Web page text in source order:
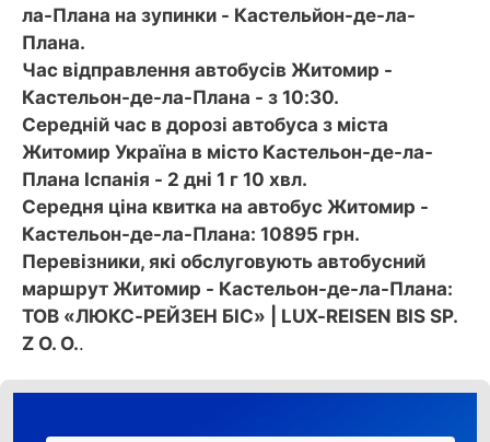
ла-Плана на зупинки - Кастельйон-де-ла-
Плана.
Час відправлення автобусів Житомир -
Кастельон-де-ла-Плана - з 10:30.
Середній час в дорозі автобуса з міста
Житомир Україна в місто Кастельон-де-ла-
Плана Іспанія - 2 дні 1 г 10 хвл.
Середня ціна квитка на автобус Житомир -
Кастельон-де-ла-Плана: 10895 грн.
Перевізники, які обслуговують автобусний
маршрут Житомир - Кастельон-де-ла-Плана:
ТОВ «ЛЮКС-РЕЙЗЕН БІС» | LUX-REISEN BIS SP.
Z O. O..